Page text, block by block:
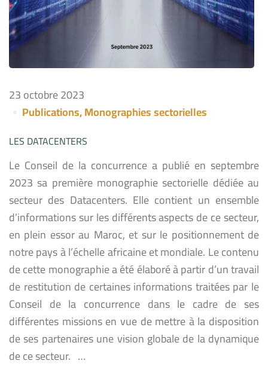
23 octobre 2023
Publications,Monographies sectorielles
LES DATACENTERS
Le Conseil de la concurrence a publié en septembre
2023 sa première monographie sectorielle dédiée au
secteur des Datacenters. Elle contient un ensemble
d’informations sur les différents aspects de ce secteur,
en plein essor au Maroc, et sur le positionnement de
notre pays à l’échelle africaine et mondiale. Le contenu
de cette monographie a été élaboré à partir d’un travail
de restitution de certaines informations traitées par le
Conseil de la concurrence dans le cadre de ses
différentes missions en vue de mettre à la disposition
de ses partenaires une vision globale de la dynamique
de ce secteur. …